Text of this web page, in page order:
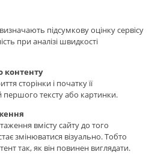
підсумкову оцінку сервісу
при аналізі швидкості
контенту
сторінки і початку її
першого тексту або картинки.
вмісту сайту до того
змінюватися візуально. Тобто
так, як він повинен виглядати.